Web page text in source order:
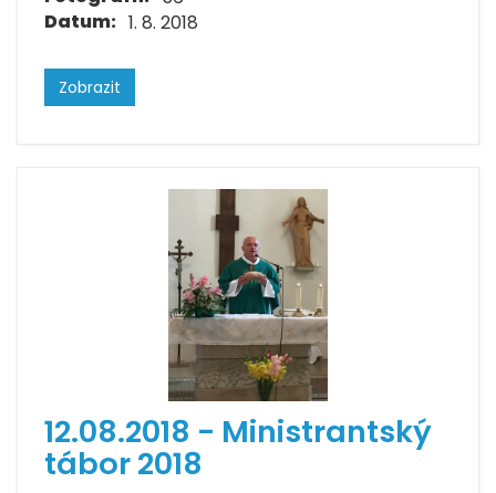
Datum: 1. 8. 2018
Zobrazit
12.08.2018 - Ministrantský
tábor 2018